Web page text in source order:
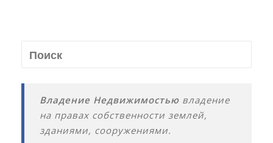
Владение Недвижимостью владение
на правах собственности землей,
зданиями, сооружениями.